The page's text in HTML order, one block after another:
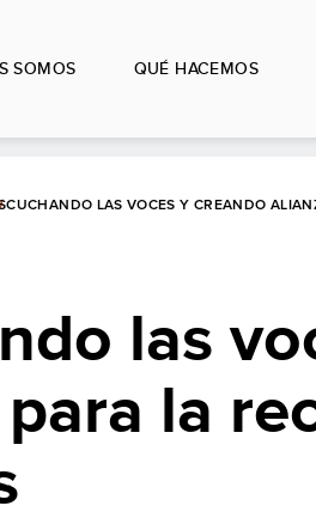
SOMOS QUÉ HACEMOS
LAS VOCES Y CREANDO
las
la